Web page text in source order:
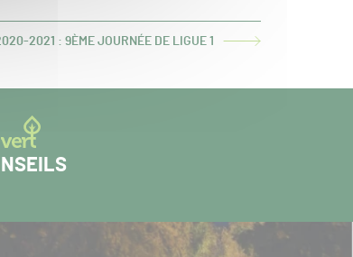
2021 : 9ÈME JOURNÉE DE LIGUE 1